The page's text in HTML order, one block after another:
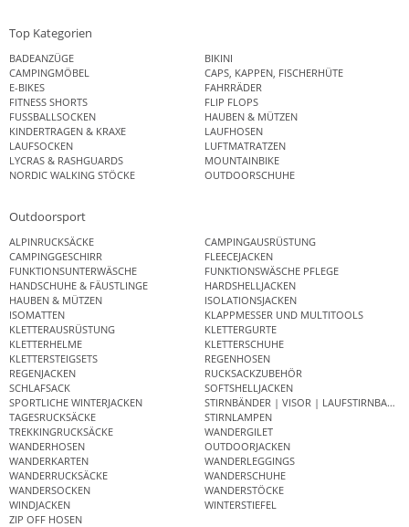
Top Kategorien
BADEANZÜGE
BIKINI
CAMPINGMÖBEL
CAPS, KAPPEN, FISCHERHÜTE
E-BIKES
FAHRRÄDER
FITNESS SHORTS
FLIP FLOPS
FUSSBALLSOCKEN
HAUBEN & MÜTZEN
KINDERTRAGEN & KRAXE
LAUFHOSEN
LAUFSOCKEN
LUFTMATRATZEN
LYCRAS & RASHGUARDS
MOUNTAINBIKE
NORDIC WALKING STÖCKE
OUTDOORSCHUHE
Outdoorsport
ALPINRUCKSÄCKE
CAMPINGAUSRÜSTUNG
CAMPINGGESCHIRR
FLEECEJACKEN
FUNKTIONSUNTERWÄSCHE
FUNKTIONSWÄSCHE PFLEGE
HANDSCHUHE & FÄUSTLINGE
HARDSHELLJACKEN
HAUBEN & MÜTZEN
ISOLATIONSJACKEN
ISOMATTEN
KLAPPMESSER UND MULTITOOLS
KLETTERAUSRÜSTUNG
KLETTERGURTE
KLETTERHELME
KLETTERSCHUHE
KLETTERSTEIGSETS
REGENHOSEN
REGENJACKEN
RUCKSACKZUBEHÖR
SCHLAFSACK
SOFTSHELLJACKEN
SPORTLICHE WINTERJACKEN
STIRNBÄNDER | VISOR | LAUFSTIRNBAND
TAGESRUCKSÄCKE
STIRNLAMPEN
TREKKINGRUCKSÄCKE
WANDERGILET
WANDERHOSEN
OUTDOORJACKEN
WANDERKARTEN
WANDERLEGGINGS
WANDERRUCKSÄCKE
WANDERSCHUHE
WANDERSOCKEN
WANDERSTÖCKE
WINDJACKEN
WINTERSTIEFEL
ZIP OFF HOSEN